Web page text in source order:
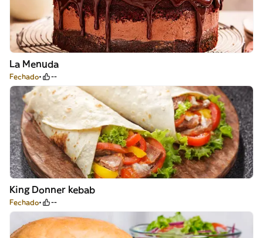
La Menuda
Fechado --
King Donner kebab
Fechado --